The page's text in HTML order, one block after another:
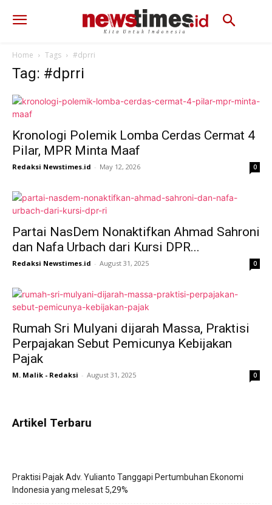
Home Tags #dprri
Tag: #dprri
Kronologi Polemik Lomba Cerdas Cermat 4
Pilar, MPR Minta Maaf
Redaksi Newstimes.id - May 12, 2026 0
Partai NasDem Nonaktifkan Ahmad Sahroni
dan Nafa Urbach dari Kursi DPR...
Redaksi Newstimes.id - August 31, 2025 0
Rumah Sri Mulyani dijarah Massa, Praktisi
Perpajakan Sebut Pemicunya Kebijakan
Pajak
M. Malik - Redaksi - August 31, 2025 0
Artikel Terbaru
Praktisi Pajak Adv. Yulianto Tanggapi Pertumbuhan Ekonomi
Indonesia yang melesat 5,29%